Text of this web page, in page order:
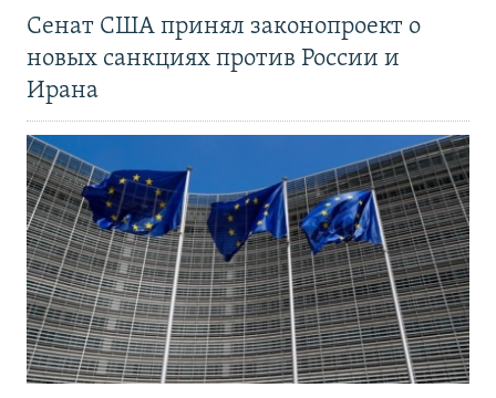
Сенат США принял законопроект о
новых санкциях против России и
Ирана